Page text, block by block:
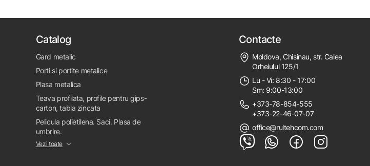
Catalog
Gard metalic
Porti si portite metalice
Plasa metalica
Teava profilata, profile pentru gips-
carton, tabla zincata
Pelicula polietilena. Saci. Plasa de
umbrire.
Vezi toate
Contacte
Moldova, Chisinau, str. Calea
Orheiului 125/1
Lu - Vi: 8:30 - 17:00
Sm: 9:00-13:00
+373-78-854-555
+373-22-46-07-07
office@rultehcom.com